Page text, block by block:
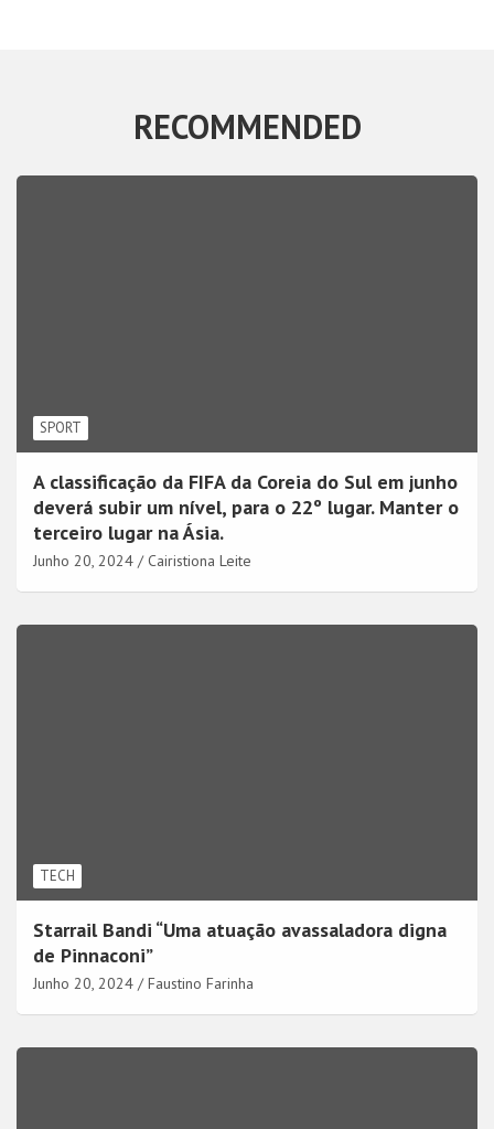
RECOMMENDED
SPORT
A classificação da FIFA da Coreia do Sul em junho
deverá subir um nível, para o 22º lugar. Manter o
terceiro lugar na Ásia.
Junho 20, 2024 Cairistiona Leite
TECH
Starrail Bandi “Uma atuação avassaladora digna
de Pinnaconi”
Junho 20, 2024 Faustino Farinha